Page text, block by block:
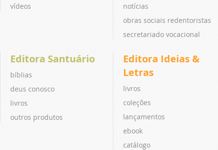
vídeos
notícias
obras sociais redentoristas
secretariado vocacional
Editora Santuário
bíblias
deus conosco
livros
outros produtos
Editora Ideias &
Letras
livros
coleções
lançamentos
ebook
catálogo